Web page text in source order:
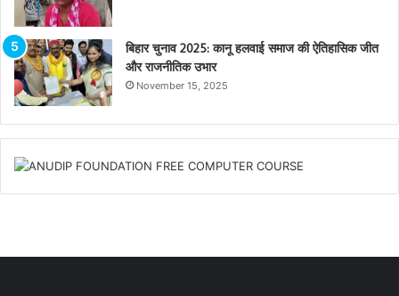
बिहार चुनाव 2025: कानू हलवाई समाज की ऐतिहासिक जीत
और राजनीतिक उभार
November 15, 2025